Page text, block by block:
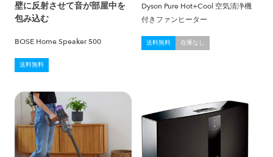
壁に反射させて音が部屋中を
包み込む
BOSE Home Speaker 500
送料無料
Dyson Pure Hot+Cool 空気清浄機
付きファンヒーター
送料無料 在庫なし